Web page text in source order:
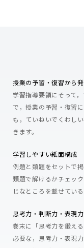
授業の予習・復習から
学習指導要領にそって
で，授業の予習・復習
も，ていねいでくわし
きます。
学習しやすい紙面構成
例題と類題をセットで
類題で解けるかチェッ
じなところを載せてい
思考力・判断力・表現
巻末に「思考力を鍛え
必要な，思考力・表現